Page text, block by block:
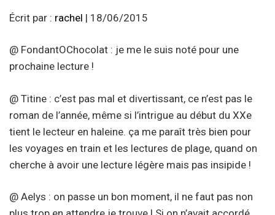
Écrit par : rachel | 18/06/2015
@ FondantOChocolat : je me le suis noté pour une
prochaine lecture !
@ Titine : c’est pas mal et divertissant, ce n’est pas le
roman de l’année, même si l’intrigue au début du XXe
tient le lecteur en haleine. ça me paraît très bien pour
les voyages en train et les lectures de plage, quand on
cherche à avoir une lecture légère mais pas insipide !
@ Aelys : on passe un bon moment, il ne faut pas non